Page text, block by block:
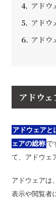
アドウ
アドウ
アドウ
アドウ
アドウェアと
ェアの総称で
て、アドウェ
アドウェアは
表示や閲覧者